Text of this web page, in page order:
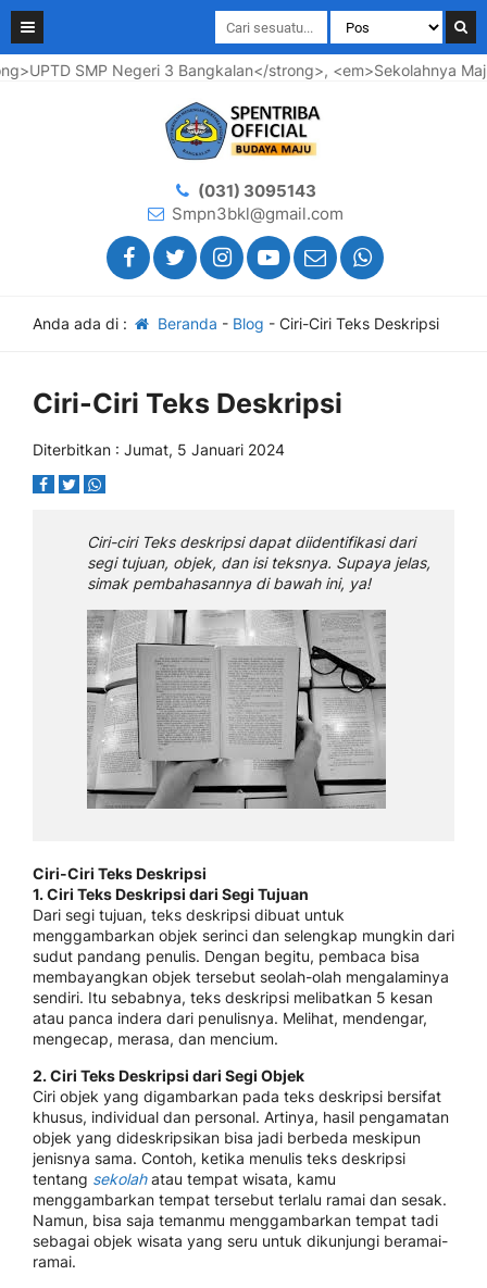
SMP Negeri 3 Bangkalan</strong>, <em>Sekolahnya Maju
(031) 3095143
Smpn3bkl@gmail.com
Anda ada di : Beranda - Blog - Ciri-Ciri Teks Deskripsi
Ciri-Ciri Teks Deskripsi
Diterbitkan : Jumat, 5 Januari 2024
Ciri-ciri Teks deskripsi dapat diidentifikasi dari
segi tujuan, objek, dan isi teksnya. Supaya jelas,
simak pembahasannya di bawah ini, ya!
Ciri-Ciri Teks Deskripsi
1. Ciri Teks Deskripsi dari Segi Tujuan
Dari segi tujuan, teks deskripsi dibuat untuk
menggambarkan objek serinci dan selengkap mungkin dari
sudut pandang penulis. Dengan begitu, pembaca bisa
membayangkan objek tersebut seolah-olah mengalaminya
sendiri. Itu sebabnya, teks deskripsi melibatkan 5 kesan
atau panca indera dari penulisnya. Melihat, mendengar,
mengecap, merasa, dan mencium.
2. Ciri Teks Deskripsi dari Segi Objek
Ciri objek yang digambarkan pada teks deskripsi bersifat
khusus, individual dan personal. Artinya, hasil pengamatan
objek yang dideskripsikan bisa jadi berbeda meskipun
jenisnya sama. Contoh, ketika menulis teks deskripsi
tentang sekolahatau tempat wisata, kamu
menggambarkan tempat tersebut terlalu ramai dan sesak.
Namun, bisa saja temanmu menggambarkan tempat tadi
sebagai objek wisata yang seru untuk dikunjungi beramai-
ramai.